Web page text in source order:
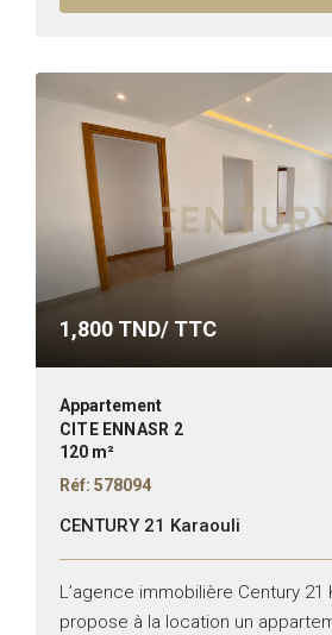
1,800 TND/ TTC
Appartement
CITE ENNASR 2
120 m²
Réf: 578094
CENTURY 21 Karaouli
L’agence immobilière Century 21
propose à la location un